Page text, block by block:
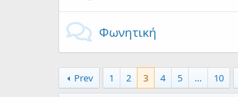
Φωνητική
Prev 1 2 3 4 5 … 10